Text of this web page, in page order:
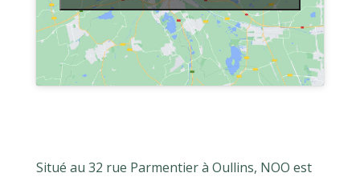
Situé au 32 rue Parmentier à Oullins, NOO est